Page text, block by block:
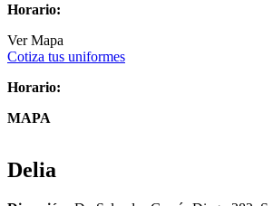
Horario:
Ver Mapa
Cotiza tus uniformes
Horario:
MAPA
Delia